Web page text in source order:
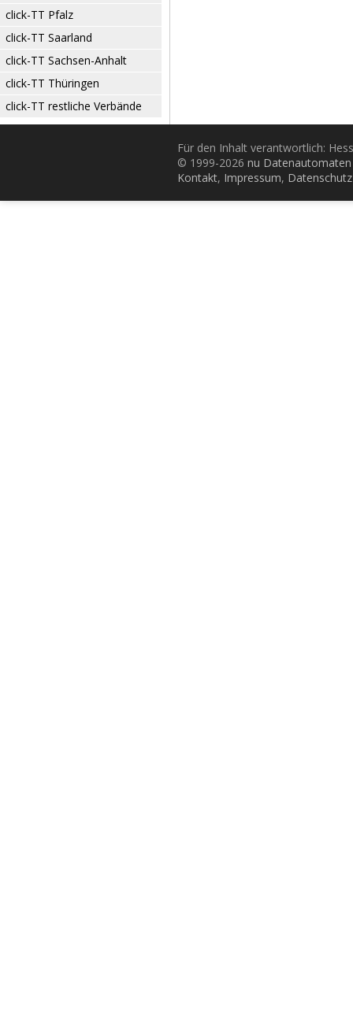
click-TT Pfalz
click-TT Saarland
click-TT Sachsen-Anhalt
click-TT Thüringen
click-TT restliche Verbände
Für den Inhalt verantwortlich:
© 1999-2026 nu
Kontakt, Impressum, Datenschutz